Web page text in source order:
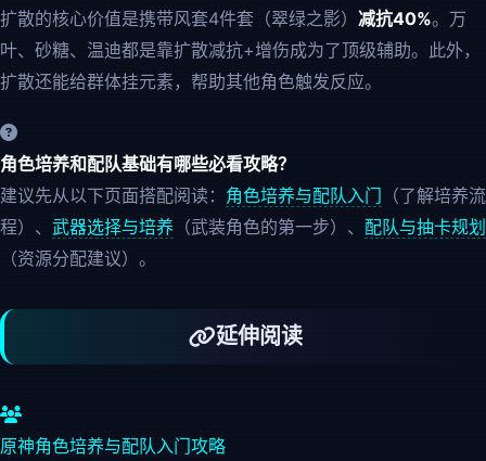
扩散的核心价值是携带风套4件套（翠绿之影） 减抗40%。万
叶、砂糖、温迪都是靠扩散减抗+增伤成为了顶级辅助。此外，
扩散还能给群体挂元素，帮助其他角色触发反应。
角色培养和配队基础有哪些必看攻略？
建议先从以下页面搭配阅读： 角色培养与配队入门 （了解培养流
程）、 武器选择与培养 （武装角色的第一步）、 配队与抽卡规划
（资源分配建议）。
延伸阅读
原神角色培养与配队入门攻略